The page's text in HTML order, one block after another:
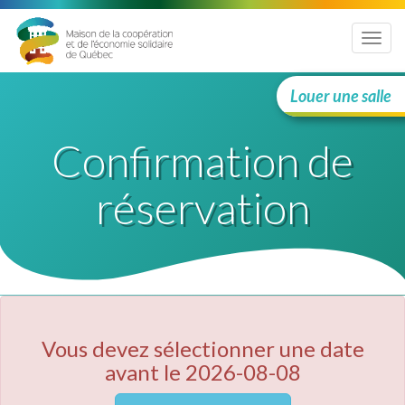
Menu
Louer une salle
Confirmation de
réservation
Vous devez sélectionner une date
avant le 2026-08-08